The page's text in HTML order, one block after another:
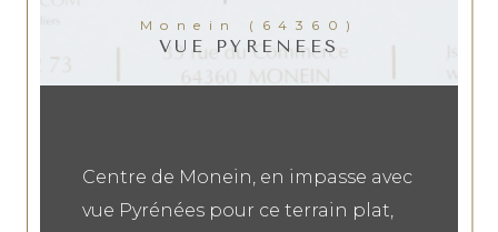
Monein (64360)
VUE PYRENEES
Centre de Monein, en impasse avec
vue Pyrénées pour ce terrain plat,